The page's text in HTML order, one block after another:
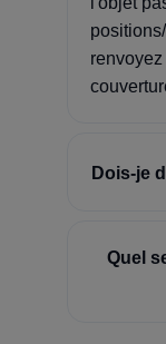
Dois-je
Quel